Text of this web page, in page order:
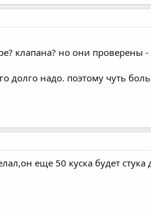
клапана? но они проверены
долго надо. поэтому чуть
еще 50 куска будет